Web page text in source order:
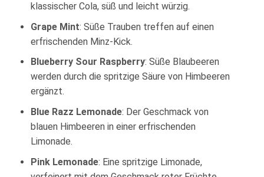
klassischer Cola, süß und leicht würzig.
Grape Mint: Süße Trauben treffen auf einen
erfrischenden Minz-Kick.
Blueberry Sour Raspberry: Süße Blaubeeren
werden durch die spritzige Säure von Himbeeren
ergänzt.
Blue Razz Lemonade: Der Geschmack von
blauen Himbeeren in einer erfrischenden
Limonade.
Pink Lemonade: Eine spritzige Limonade,